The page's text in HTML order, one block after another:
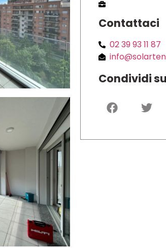
Contattaci
02 39 93 11 87
Condividi